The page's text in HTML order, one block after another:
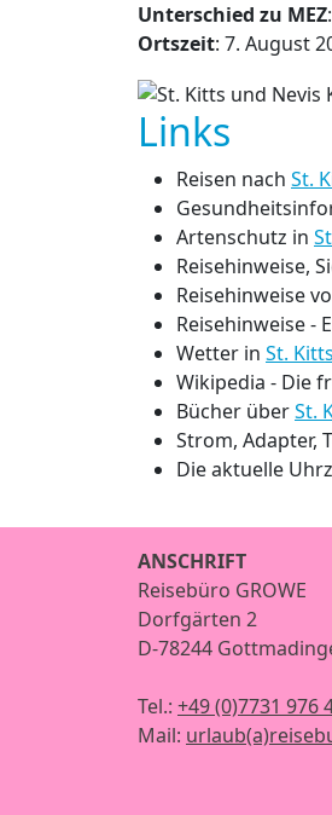
Unterschied zu MEZ
Ortszeit: 7. August
Links
Reisen nach St.
Artenschutz in
Reisehinweise,
Reisehinweise
Reisehinweise -
Wetter in St.
Wikipedia - Die
Bücher überSt.
Strom, Adapter,
Die aktuelle
ANSCHRIFT
Reisebüro GROWE
Dorfgärten 2
D-78244
Tel.: +49 (0)7731 976
Mail: